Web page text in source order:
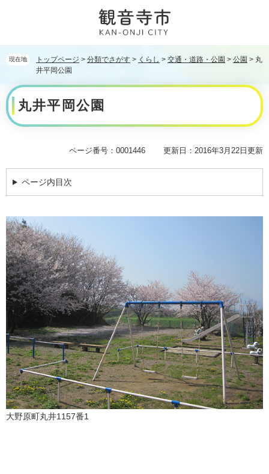
す。
し
本
現在地 トップページ > 分類でさがす > くらし > 交通・道路・公園 > 公園 > 丸
井平岡公園
本
文 丸井平岡公園
ページ番号：0001446 更新日：2016年3月22日更新
ページ内目次
大野原町丸井1157番1